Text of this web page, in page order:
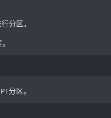
分区。
分区。